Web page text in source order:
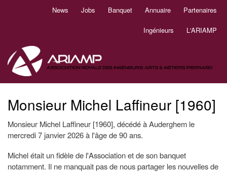
News Jobs Banquet Annuaire Partenaires
Ingénieurs L'ARIAMP
Monsieur Michel Laffineur [1960]
Monsieur Michel Laffineur [1960], décédé à Auderghem le
mercredi 7 janvier 2026 à l'âge de 90 ans.
Michel était un fidèle de l'Association et de son banquet
notamment. Il ne manquait pas de nous partager les nouvelles de